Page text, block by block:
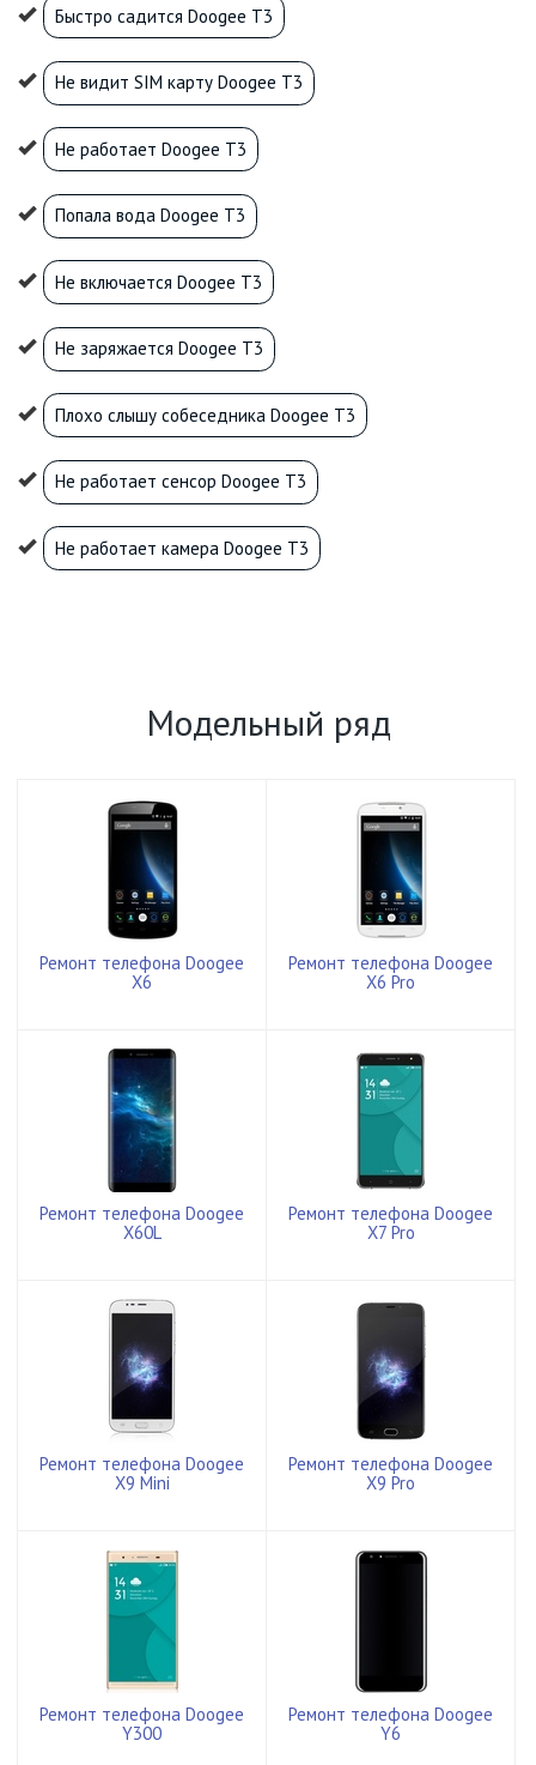
Быстро садится Doogee T3
Не видит SIM карту Doogee T3
Не работает Doogee T3
Попала вода Doogee T3
Не включается Doogee T3
Не заряжается Doogee T3
Плохо слышу собеседника Doogee T3
Не работает сенсор Doogee T3
Не работает камера Doogee T3
Модельный ряд
Ремонт телефона Doogee
X6
Ремонт телефона Doogee
X6 Pro
Ремонт телефона Doogee
X60L
Ремонт телефона Doogee
X7 Pro
Ремонт телефона Doogee
X9 Mini
Ремонт телефона Doogee
X9 Pro
Ремонт телефона Doogee
Y300
Ремонт телефона Doogee
Y6